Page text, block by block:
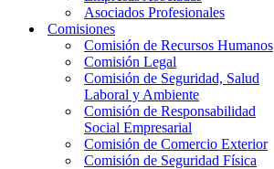
Asociados Profesionales
Comisiones
Comisión de Recursos Humanos
Comisión Legal
Comisión de Seguridad, Salud
Laboral y Ambiente
Comisión de Responsabilidad
Social Empresarial
Comisión de Comercio Exterior
Comisión de Seguridad Física